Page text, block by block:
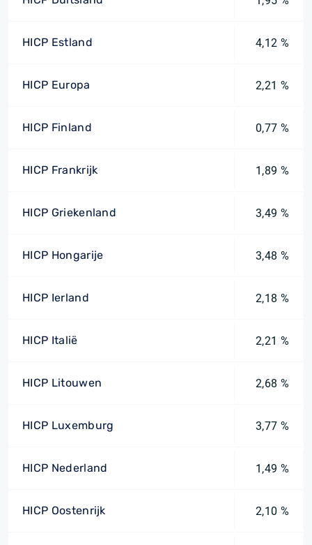
HICP Estland 4,12 %
HICP Europa 2,21 %
HICP Finland 0,77 %
HICP Frankrijk 1,89 %
HICP Griekenland 3,49 %
HICP Hongarije 3,48 %
HICP Ierland 2,18 %
HICP Italië 2,21 %
HICP Litouwen 2,68 %
HICP Luxemburg 3,77 %
HICP Nederland 1,49 %
HICP Oostenrijk 2,10 %